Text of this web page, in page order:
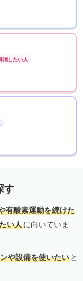
消したい人
す
有酸素運動を続けた
い人に向いていま
や設備を使いたい と